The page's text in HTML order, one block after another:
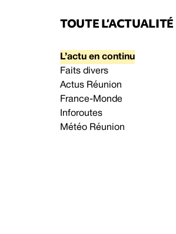
TOUTE L’ACTUALITÉ
L’actu en continu
Faits divers
Actus Réunion
France-Monde
Inforoutes
Météo Réunion